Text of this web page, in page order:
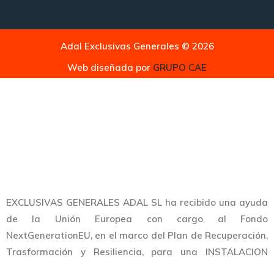
Adal Exclusivas Generales © 2026
Web diseñada por GRUPO CAE
EXCLUSIVAS GENERALES ADAL SL ha recibido una ayuda
de la Unión Europea con cargo al Fondo
NextGenerationEU, en el marco del Plan de Recuperación,
Trasformación y Resiliencia, para una INSTALACION